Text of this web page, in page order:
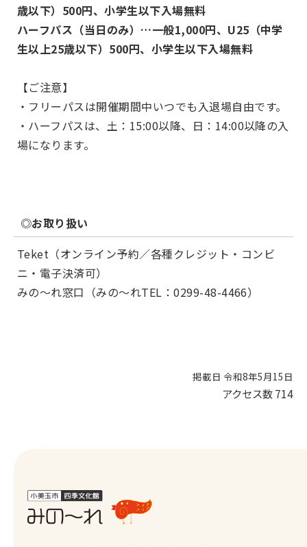
歳以下）500円、小学生以下入場無料
ハーフパス（当日のみ）…一般1,000円、U25（中学
生以上25歳以下）500円、小学生以下入場無料
【ご注意】
・フリーパスは開催期間中いつでも入退場自由です。
・ハーフパスは、土：15:00以降、日：14:00以降の入
場になります。
◎お取り扱い
Teket（オンライン予約／各種クレジット・コンビ
ニ・電子決済可）
みの～れ窓口（みの～れTEL：0299-48-4466）
掲載日 令和8年5月15日
アクセス数714